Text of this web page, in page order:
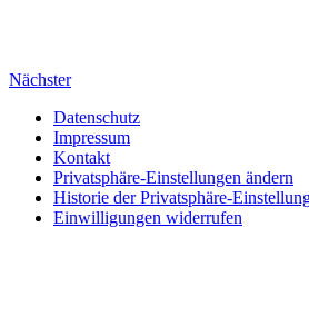
Nächster
Datenschutz
Impressum
Kontakt
Privatsphäre-Einstellungen ändern
Historie der Privatsphäre-
Einwilligungen widerrufen